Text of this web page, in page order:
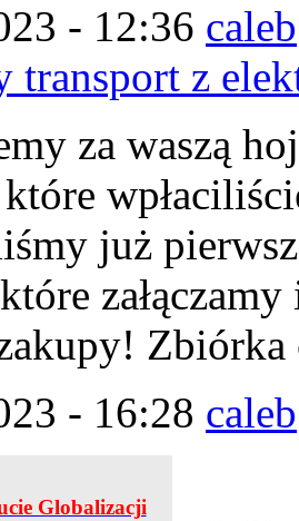
- 12:36 caleb
transport z
za waszą
już
załączamy
Zbiórka
- 16:28 caleb
Globalizacji